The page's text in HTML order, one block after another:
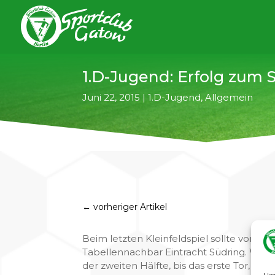
1.D-Jugend: Erfolg zum
Juni 22, 2015 |1.D-Jugend,Allgemein
←vorheriger Artikel
Beim letzten Kleinfeldspiel sollte vor
Tabellennachbar Eintracht Südring.
der zweiten Hälfte, bis das erste Tor,